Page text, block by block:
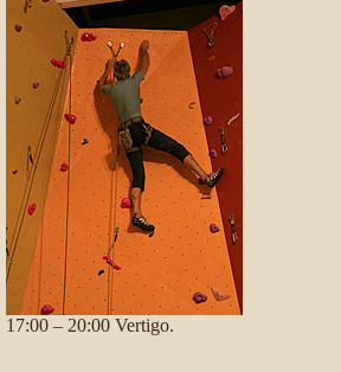
17:00 – 20:00 Vertigo.